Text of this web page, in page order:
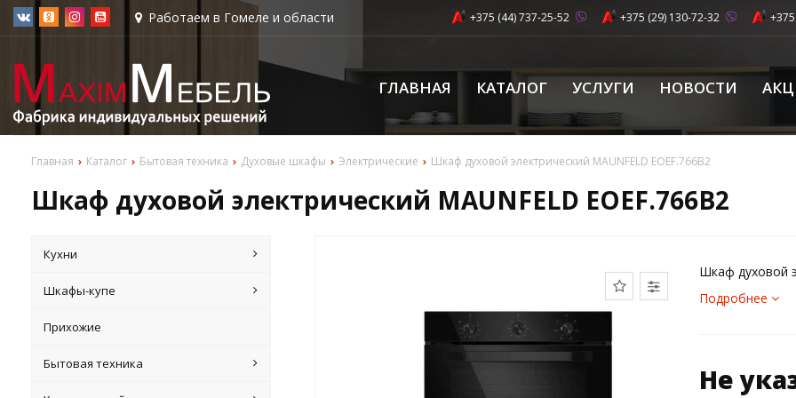
Работаем в Гомеле и области +375 (44) 737-25-52 +375 (29) 130-72-32
ГЛАВНАЯ КАТАЛОГ УСЛУГИ НОВОСТИ
Главная Каталог Бытовая техника Духовые шкафы Электрические Шкаф духовой электрический MAUNFELD EOEF.766B2
Шкаф духовой электрический MAUNFELD EOEF.766B2
Кухни
Шкафы-купе
Прихожие
Бытовая техника
Шкаф духовой
Подробнее
Не